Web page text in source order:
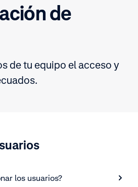
de
de tu equipo el acceso y
los usuarios?